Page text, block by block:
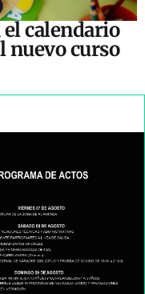
el calendario
nuevo curso